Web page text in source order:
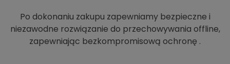
Po dokonaniu zakupu zapewniamy bezpieczne i
niezawodne rozwiązanie do przechowywania offline,
zapewniając bezkompromisową ochronę .